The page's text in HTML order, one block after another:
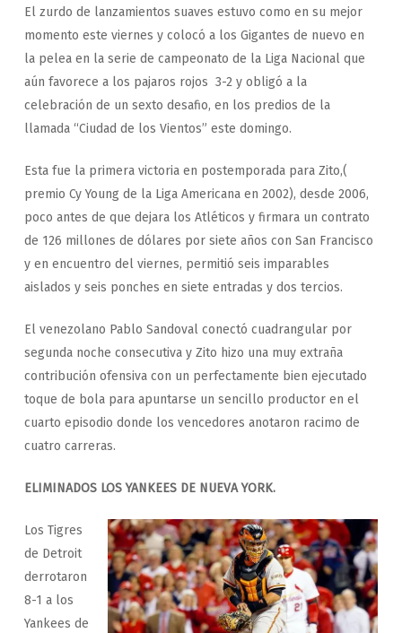
El zurdo de lanzamientos suaves estuvo como en su mejor
momento este viernes y colocó a los Gigantes de nuevo en
la pelea en la serie de campeonato de la Liga Nacional que
aún favorece a los pajaros rojos 3-2 y obligó a la
celebración de un sexto desafio, en los predios de la
llamada “Ciudad de los Vientos” este domingo.
Esta fue la primera victoria en postemporada para Zito,(
premio Cy Young de la Liga Americana en 2002), desde 2006,
poco antes de que dejara los Atléticos y firmara un contrato
de 126 millones de dólares por siete años con San Francisco
y en encuentro del viernes, permitió seis imparables
aislados y seis ponches en siete entradas y dos tercios.
El venezolano Pablo Sandoval conectó cuadrangular por
segunda noche consecutiva y Zito hizo una muy extraña
contribución ofensiva con un perfectamente bien ejecutado
toque de bola para apuntarse un sencillo productor en el
cuarto episodio donde los vencedores anotaron racimo de
cuatro carreras.
ELIMINADOS LOS YANKEES DE NUEVA YORK.
Los Tigres
de Detroit
derrotaron
8-1 a los
Yankees de